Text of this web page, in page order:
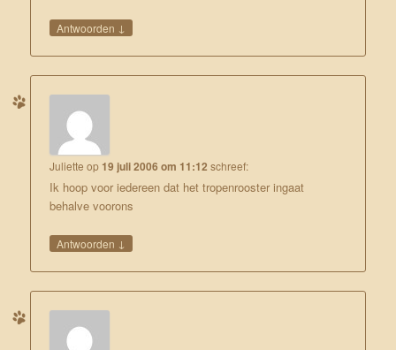
Antwoorden ↓
Juliette op 19 juli 2006 om 11:12 schreef:
Ik hoop voor iedereen dat het tropenrooster ingaat
behalve voorons
Antwoorden ↓